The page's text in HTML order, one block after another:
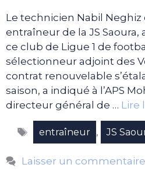
Le technicien Nabil Neghiz
entraîneur de la JS
ce club de Ligue 1 de
sélectionneur adjoint des
contrat renouvelable
saison, a indiqué à l’APS
directeur général de … Lire
Étiquettes
entraîneur , JS
Laisser un commentaire